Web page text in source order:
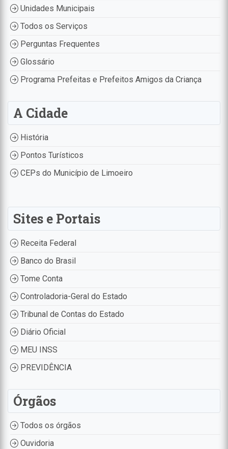
Unidades Municipais
Todos os Serviços
Perguntas Frequentes
Glossário
Programa Prefeitas e Prefeitos Amigos da Criança
A Cidade
História
Pontos Turísticos
CEPs do Município de Limoeiro
Sites e Portais
Receita Federal
Banco do Brasil
Tome Conta
Controladoria-Geral do Estado
Tribunal de Contas do Estado
Diário Oficial
MEU INSS
PREVIDÊNCIA
Órgãos
Todos os órgãos
Ouvidoria